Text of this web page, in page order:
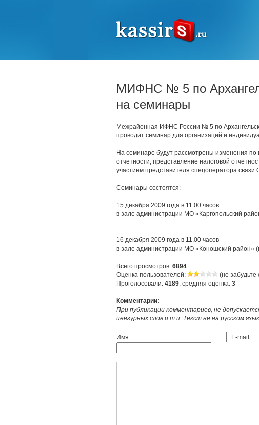
МИФНС № 5 по
на семинары
Межрайонная ИФНС России № 5 по
проводит семинар для организаций и
На семинаре будут рассмотрены изменения по
отчетности; представление налоговой
участием представителя спецоператора
Семинары состоятся:
15 декабря 2009 года в 11.00 часов
в зале администрации МО «Каргопольский
16 декабря 2009 года в 11.00 часов
в зале администрации МО «Коношский район»
Всего просмотров: 6894
Оценка пользователей:
(не забудьте
Проголосовали: 4189, средняя оценка: 3
Комментарии:
При публикации комментариев, не
цензурных слов и т.п. Текст не на русском
Имя: E-mail: